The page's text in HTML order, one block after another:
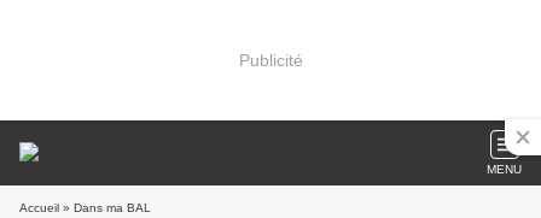
Publicité
MENU
Accueil » Dans ma BAL